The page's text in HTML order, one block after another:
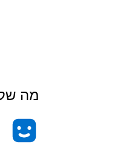
מה